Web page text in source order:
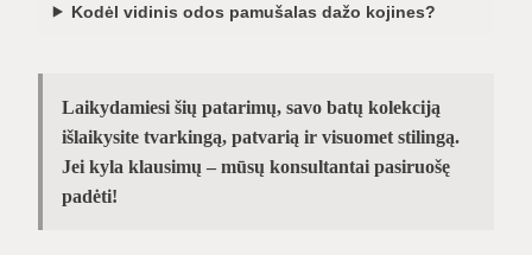
Kodėl vidinis odos pamušalas dažo kojines?
Laikydamiesi šių patarimų, savo batų kolekciją
išlaikysite tvarkingą, patvarią ir visuomet stilingą.
Jei kyla klausimų – mūsų konsultantai pasiruošę
padėti!